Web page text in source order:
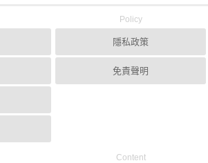
Policy
隱私政策
免責聲明
Content